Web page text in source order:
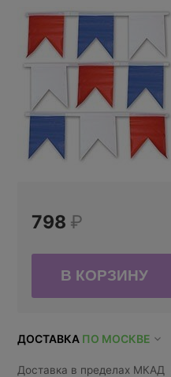
798 ₽
ДОСТАВКА ПО МОСКВЕ
Доставка в пределах МКАД